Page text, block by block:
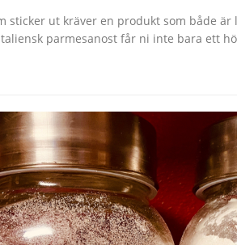
sticker ut kräver en produkt som både
parmesanost får ni inte bara ett